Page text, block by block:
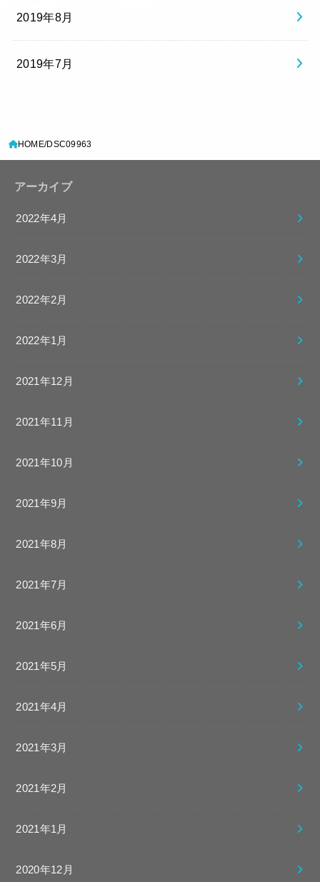
2019年8月
2019年7月
HOME DSC09963
アーカイブ
2022年4月
2022年3月
2022年2月
2022年1月
2021年12月
2021年11月
2021年10月
2021年9月
2021年8月
2021年7月
2021年6月
2021年5月
2021年4月
2021年3月
2021年2月
2021年1月
2020年12月